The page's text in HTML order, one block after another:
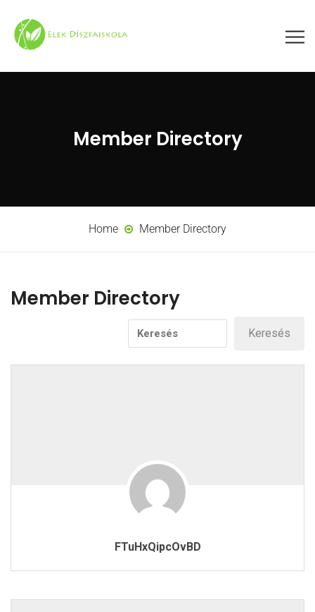
Member Directory
Home Member Directory
Member Directory
FTuHxQipcOvBD